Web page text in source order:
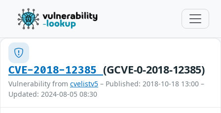
CVE-2018-12385 (GCVE-0-2018-12385)
Vulnerability from cvelistv5 – Published: 2018-10-18 13:00 –
Updated: 2024-08-05 08:30